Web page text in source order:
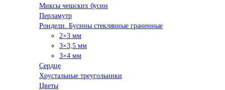
Миксы чешских бусин
Перламутр
Рондели. Бусины стеклянные граненные
2×3 мм
3×3,5 мм
3×4 мм
Сердце
Хрустальные треугольники
Цветы